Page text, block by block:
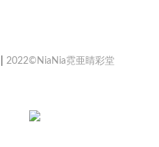
2022©NiaNia霓亜睛彩堂